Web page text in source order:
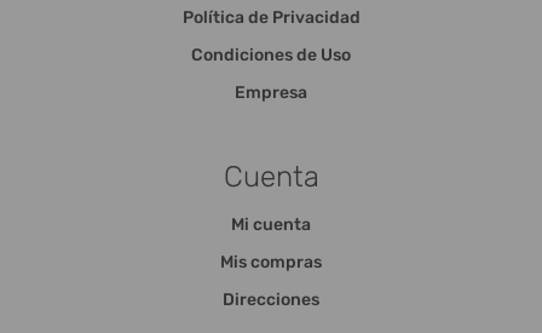
Política de Privacidad
Condiciones de Uso
Empresa
Cuenta
Mi cuenta
Mis compras
Direcciones